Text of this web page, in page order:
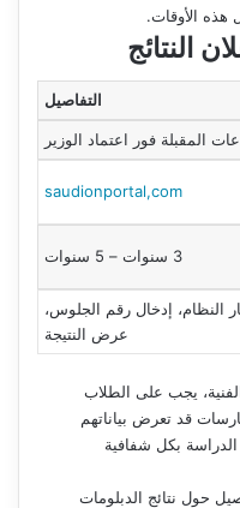
هذه الأوقات.
النتائج
التفاصيل
المقبلة فور اعتماد الوزير
saudionportal,com
3 سنوات – 5 سنوات
النظام، إدخال رقم الجلوس،
عرض النتيجة
يجب على الطلاب
قد تعرض بياناتهم
بكل شفافية
حول نتائج الدبلومات